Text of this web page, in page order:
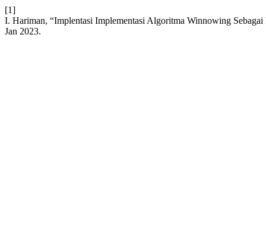
[1]
I. Hariman, “Implentasi Implementasi Algoritma Winnowing
Jan 2023.